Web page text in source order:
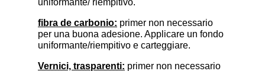
uniformante/ riempitivo.
fibra de carbonio: primer non necessario
per una buona adesione. Applicare un fondo
uniformante/riempitivo e carteggiare.
Vernici, trasparenti: primer non necessario